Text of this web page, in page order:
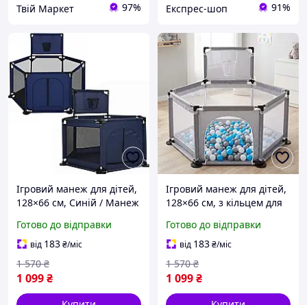
Твій Маркет 97% Експрес-шоп 91%
Ігровий манеж для дітей,
128×66 см, Синій / Манеж
Дитячий шестикутний
манеж з кільцем для
м'ячиків
Готово до відправки
від 183₴/міс
1 099₴
1 570 ₴
Ігровий манеж для дітей,
128×66 см, з кільцем для
сіткою для малюка /
Дитячий шестикутний
манеж
Готово до відправки
від 183₴/міс
1 099₴
1 570 ₴